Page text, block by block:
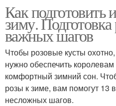
Как подготовить
зиму.
важных шагов
Чтобы розовые кусты
нужно обеспечить
комфортный зимний сон.
розы к зиме, вам помогут 13
несложных шагов.